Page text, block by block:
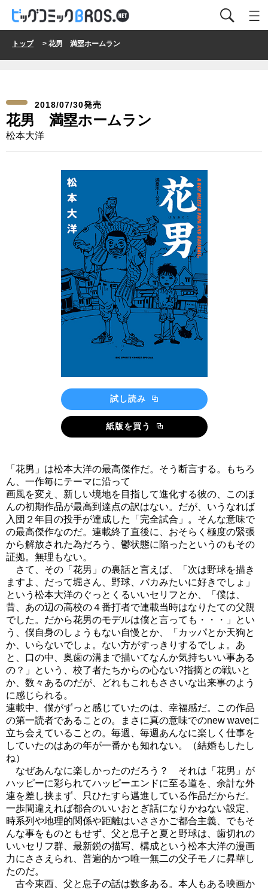
トップ> 花男 満塁ホームラン
2018/07/30発売
花男 満塁ホームラン
松本大洋
試し読み
紙版を買う
「花男」は松本大洋の最高傑作だ。そう断言する。もちろ
ん、一作毎にテーマに沿って
画風を変え、新しい境地を目指して進化する彼の、このほ
んの初期作品が最高到達点の訳はない。だが、いうなれば
入団２年目の投手が達成した「完全試合」。そんな意味で
の最高傑作なのだ。連載終了直後に、おそらく極度の緊張
から解放された為だろう、鬱状態に陥ったというのもその
証拠。無理もない。
さて、その「花男」の裏話と言えば、「次は野球を描き
ますよ、だって堀さん、野球、バカみたいに好きでしょ」
という松本大洋のぐっとくるいいセリフとか、「僕は、
昔、あの辺の高校の４番打者で連載当時はなりたての父親
でした。だから花男のモデルは僕と言っても・・・」とい
う、僕自身のしょうもない自慢とか、「カッパとか天狗と
か、いらないでしょ。ない方がすっきりするでしょ。あ
と、口の中、奥歯の溝まで描いてなんか気持ちいい事ある
の？」という、校了者たちからの心ない?指摘との戦いと
か、数々あるのだが、どれもこれもささいな出来事のよう
に感じられる。
連載中、僕がずっと感じていたのは、幸福感だ。この作品
の第一読者であることの。まさに真の意味でのnew waveに
立ち会えていることの。毎週、毎週あんなに楽しく仕事を
していたのはあの年が一番かも知れない。（結婚もしたし
ね）
なぜあんなに楽しかったのだろう？ それは「花男」が
ハッピーに彩られてハッピーエンドに至る道を、余計な外
連を差し挟まず、只ひたすら邁進している作品だからだ。
一歩間違えれば都合のいいおとぎ話になりかねない設定、
時系列や地理的関係や距離はいささかご都合主義、でもそ
んな事をものともせず、父と息子と夏と野球は、歯切れの
いいセリフ群、最新鋭の描写、構成という松本大洋の漫画
力にささえられ、普遍的かつ唯一無二の父子モノに昇華し
たのだ。
古今東西、父と息子の話は数多ある。本人もある映画か